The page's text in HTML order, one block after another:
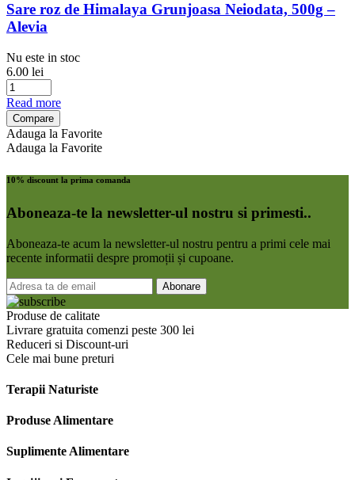
Sare roz de Himalaya Grunjoasa Neiodata, 500g –
Alevia
Nu este in stoc
6.00 lei
Read more
Compare
Adauga la Favorite
Adauga la Favorite
10% discount la prima comanda
Aboneaza-te la newsletter-ul nostru si primesti..
Aboneaza-te acum la newsletter-ul nostru pentru a primi cele mai
recente informatii despre promoții și cupoane.
Produse de calitate
Livrare gratuita comenzi peste 300 lei
Reduceri si Discount-uri
Cele mai bune preturi
Terapii Naturiste
Produse Alimentare
Suplimente Alimentare